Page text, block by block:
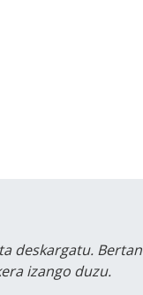
deskargatu. Bertan
izango duzu.